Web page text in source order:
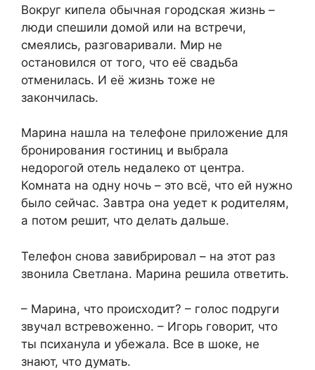
Вокруг кипела обычная городская жизнь –
люди спешили домой или на встречи,
смеялись, разговаривали. Мир не
остановился от того, что её свадьба
отменилась. И её жизнь тоже не
закончилась.
Марина нашла на телефоне приложение для
бронирования гостиниц и выбрала
недорогой отель недалеко от центра.
Комната на одну ночь – это всё, что ей нужно
было сейчас. Завтра она уедет к родителям,
а потом решит, что делать дальше.
Телефон снова завибрировал – на этот раз
звонила Светлана. Марина решила ответить.
– Марина, что происходит? – голос подруги
звучал встревоженно. – Игорь говорит, что
ты психанула и убежала. Все в шоке, не
знают, что думать.